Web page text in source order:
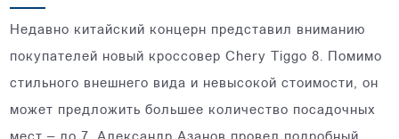
Недавно китайский концерн представил вниманию
покупателей новый кроссовер Chery Tiggo 8. Помимо
стильного внешнего вида и невысокой стоимости, он
может предложить большее количество посадочных